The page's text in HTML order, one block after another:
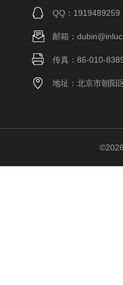
QQ：1919489259
邮箱：
传真：86-010-
地址：北京市朝阳